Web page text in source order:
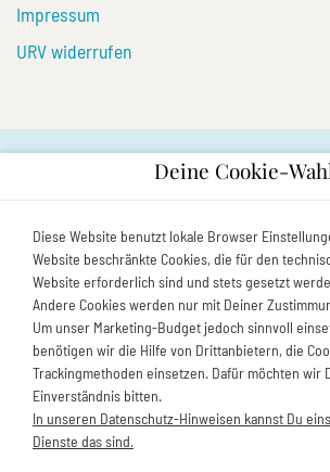
Impressum
URV widerrufen
NEWSLETTER
Newsletter.
© Zimmerbörse Prerow |
Ferienwohnungen in Prerow |
Deine Cookie-
Diese Website benutzt lokale Browser
Website beschränkte Cookies, die für den
Website erforderlich sind und stets gesetzt
Andere Cookies werden nur mit Deiner
Um unser Marketing-Budget jedoch sinnvoll
benötigen wir die Hilfe von Drittanbietern, die
Trackingmethoden einsetzen. Dafür möchten wir
Einverständnis bitten.
In unseren Datenschutz-Hinweisen kannst Du
Dienste das sind.